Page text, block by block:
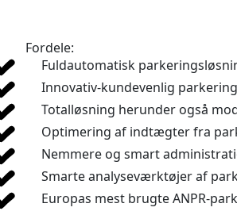
Fordele:
Fuldautomatisk
Innovativ-kundevenlig
Totalløsning herunder også
Optimering af indtægter fra
Nemmere og smart
Smarte analyseværktøjer af
Europas mest brugte ANPR-